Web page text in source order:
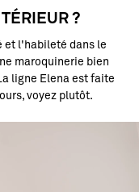
?
et l'habileté dans le
maroquinerie bien
ligne Elena est faite
voyez plutôt.